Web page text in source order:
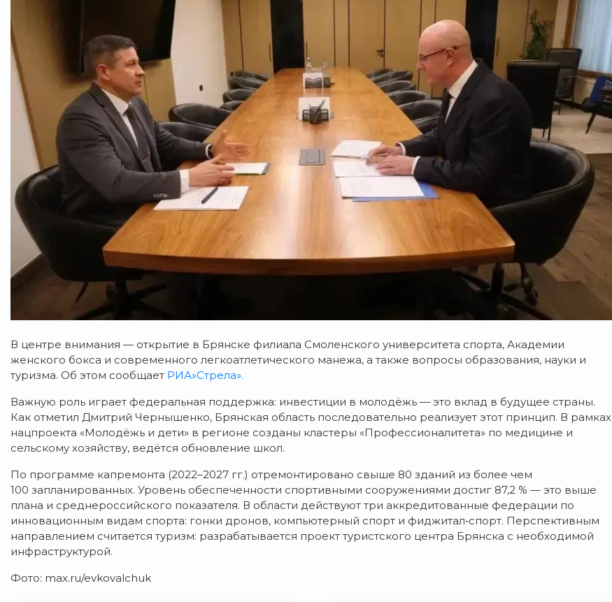
В центре внимания — открытие в Брянске филиала Смоленского университета спорта, Академии
женского бокса и современного легкоатлетического манежа, а также вопросы образования, науки и
туризма. Об этом сообщает РИА»Стрела».
Важную роль играет федеральная поддержка: инвестиции в молодёжь — это вклад в будущее страны.
Как отметил Дмитрий Чернышенко, Брянская область последовательно реализует этот принцип. В рамках
нацпроекта «Молодёжь и дети» в регионе созданы кластеры «Профессионалитета» по медицине и
сельскому хозяйству, ведётся обновление школ.
По программе капремонта (2022–2027 гг.) отремонтировано свыше 80 зданий из более чем
100 запланированных. Уровень обеспеченности спортивными сооружениями достиг 87,2 % — это выше
плана и среднероссийского показателя. В области действуют три аккредитованные федерации по
инновационным видам спорта: гонки дронов, компьютерный спорт и фиджитал‑спорт. Перспективным
направлением считается туризм: разрабатывается проект туристского центра Брянска с необходимой
инфраструктурой.
Фото: max.ru/evkovalchuk